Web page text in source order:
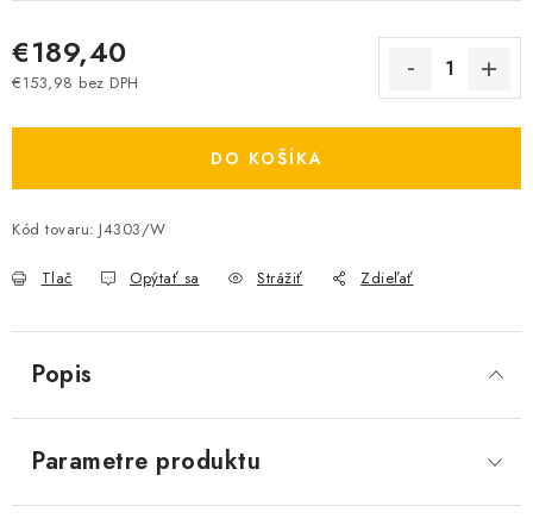
€189,40
€153,98 bez DPH
DO KOŠÍKA
Kód tovaru: J4303/W
Tlač Opýtať sa Strážiť Zdieľať
Popis
Parametre produktu